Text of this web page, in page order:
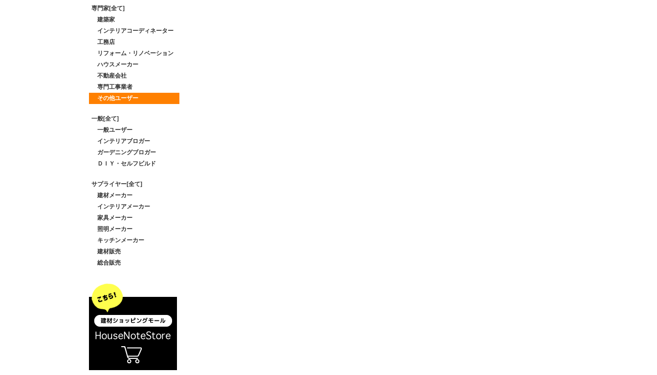
専門家[全て]
建築家
インテリアコーディネーター
工務店
リフォーム・リノベーション
ハウスメーカー
不動産会社
専門工事業者
その他ユーザー
一般[全て]
一般ユーザー
インテリアブロガー
ガーデニングブロガー
ＤＩＹ・セルフビルド
サプライヤー[全て]
建材メーカー
インテリアメーカー
家具メーカー
照明メーカー
キッチンメーカー
建材販売
総合販売